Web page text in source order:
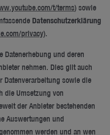
t/terms) sowie
Datenschutzerklärung
privacy).
Datenerhebung und deren
nehmen. Dies gilt auch
Datenverarbeitung sowie die
die Umsetzung von
der Anbieter bestehenden
Auswertungen und
werden und an wen